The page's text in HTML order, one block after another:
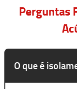
Perguntas
O que é